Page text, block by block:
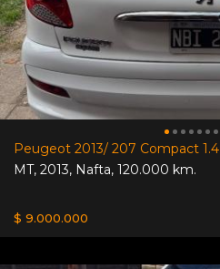
Peugeot 2013/ 207 Compact 1.4
MT, 2013, Nafta, 120.000 km.
$ 9.000.000